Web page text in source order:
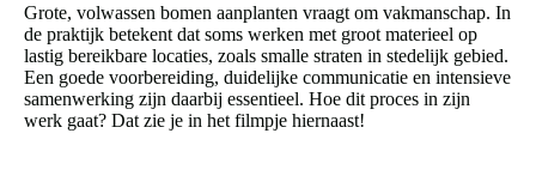
Grote, volwassen bomen aanplanten vraagt om vakmanschap. In
de praktijk betekent dat soms werken met groot materieel op
lastig bereikbare locaties, zoals smalle straten in stedelijk gebied.
Een goede voorbereiding, duidelijke communicatie en intensieve
samenwerking zijn daarbij essentieel. Hoe dit proces in zijn
werk gaat? Dat zie je in het filmpje hiernaast!